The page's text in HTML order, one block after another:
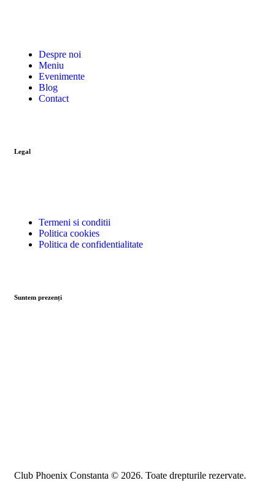
Despre noi
Meniu
Evenimente
Blog
Contact
Legal
Termeni si conditii
Politica cookies
Politica de confidentialitate
Suntem prezenți
Club Phoenix Constanta © 2026. Toate drepturile rezervate.